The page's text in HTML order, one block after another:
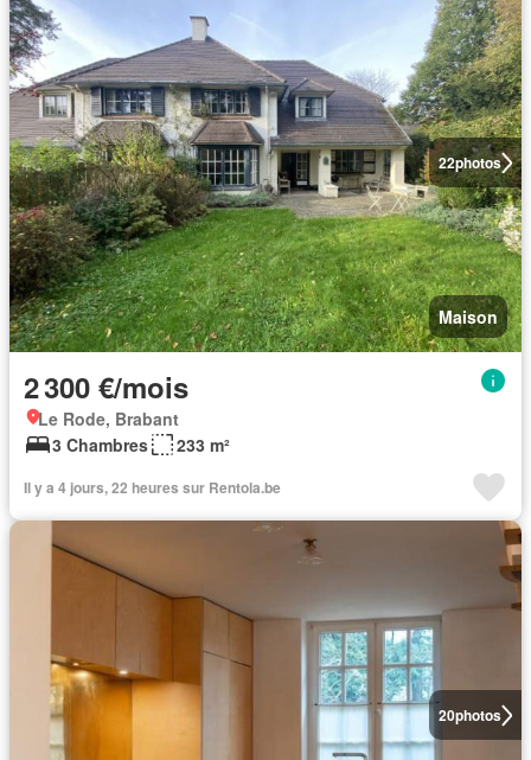
22photos
Maison
2 300 €/mois
Le Rode, Brabant
3 Chambres
233 m²
Il y a 4 jours, 22 heures sur Rentola.be
20photos